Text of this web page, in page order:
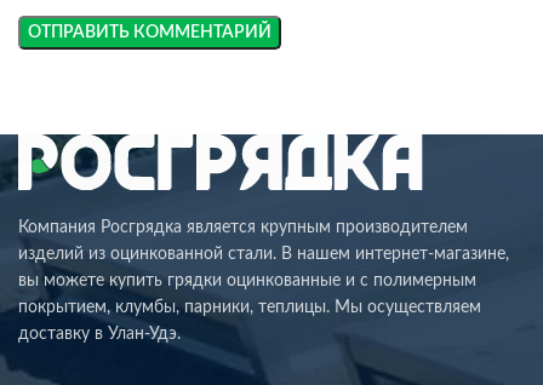
Компания Росгрядка является крупным производителем
изделий из оцинкованной стали. В нашем интернет-магазине,
вы можете купить грядки оцинкованные и с полимерным
покрытием, клумбы, парники, теплицы. Мы осуществляем
доставку в Улан-Удэ.